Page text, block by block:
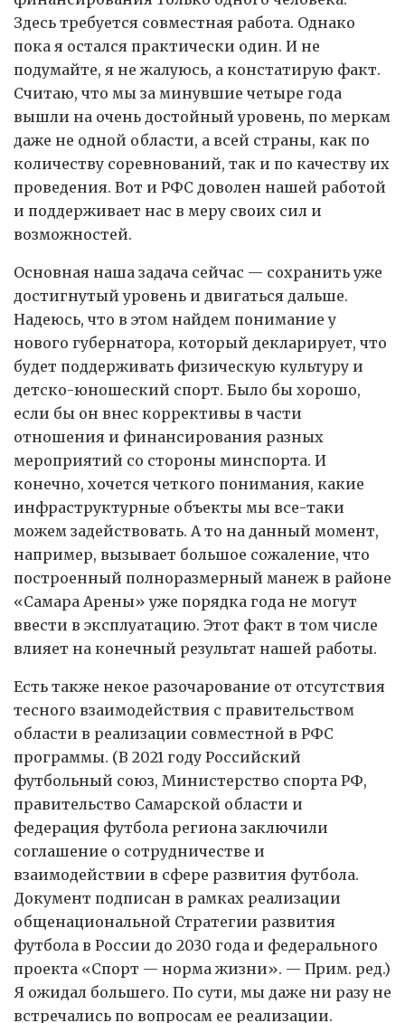
Здесь требуется совместная работа. Однако
пока я остался практически один. И не
подумайте, я не жалуюсь, а констатирую факт.
Считаю, что мы за минувшие четыре года
вышли на очень достойный уровень, по меркам
даже не одной области, а всей страны, как по
количеству соревнований, так и по качеству их
проведения. Вот и РФС доволен нашей работой
и поддерживает нас в меру своих сил и
возможностей.
Основная наша задача сейчас — сохранить уже
достигнутый уровень и двигаться дальше.
Надеюсь, что в этом найдем понимание у
нового губернатора, который декларирует, что
будет поддерживать физическую культуру и
детско-юношеский спорт. Было бы хорошо,
если бы он внес коррективы в части
отношения и финансирования разных
мероприятий со стороны минспорта. И
конечно, хочется четкого понимания, какие
инфраструктурные объекты мы все-таки
можем задействовать. А то на данный момент,
например, вызывает большое сожаление, что
построенный полноразмерный манеж в районе
«Самара Арены» уже порядка года не могут
ввести в эксплуатацию. Этот факт в том числе
влияет на конечный результат нашей работы.
Есть также некое разочарование от отсутствия
тесного взаимодействия с правительством
области в реализации совместной в РФС
программы. (В 2021 году Российский
футбольный союз, Министерство спорта РФ,
правительство Самарской области и
федерация футбола региона заключили
соглашение о сотрудничестве и
взаимодействии в сфере развития футбола.
Документ подписан в рамках реализации
общенациональной Стратегии развития
футбола в России до 2030 года и федерального
проекта «Спорт — норма жизни». — Прим. ред.)
Я ожидал большего. По сути, мы даже ни разу не
встречались по вопросам ее реализации.